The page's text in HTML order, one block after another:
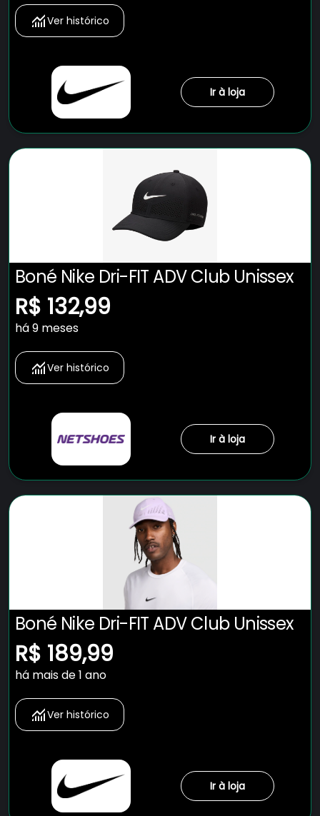
Ver histórico
Ir à loja
Boné Nike Dri-FIT ADV Club Unissex
R$ 132,99
há 9 meses
Ver histórico
Ir à loja
Boné Nike Dri-FIT ADV Club Unissex
R$ 189,99
há mais de 1 ano
Ver histórico
Ir à loja